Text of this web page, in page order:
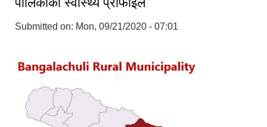
Submitted on: Mon, 09/21/2020 - 07:01